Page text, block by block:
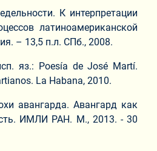
К интерпретации
латиноамериканской
– 13,5 п.л. СПб., 2008.
яз.: Poesía de José Martí.
La Habana, 2010.
авангарда. Авангард как
ИМЛИ РАН. М., 2013. - 30